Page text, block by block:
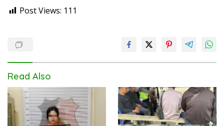
Post Views: 111
Read Also